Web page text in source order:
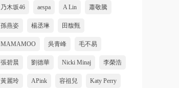
乃木坂46 aespa A Lin 蕭敬騰
孫燕姿 楊丞琳 田馥甄
MAMAMOO 吳青峰 毛不易
張碧晨 劉德華 Nicki Minaj 李榮浩
黃麗玲 APink 容祖兒 Katy Perry